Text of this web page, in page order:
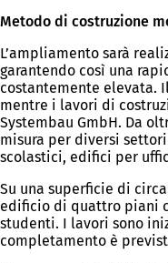
Metodo di costruzione
L’ampliamento sarà
garantendo così una
costantemente elevata.
mentre i lavori di
Systembau GmbH. Da
misura per diversi
scolastici, edifici per
Su una superficie di
edificio di quattro piani
studenti. I lavori sono
completamento è